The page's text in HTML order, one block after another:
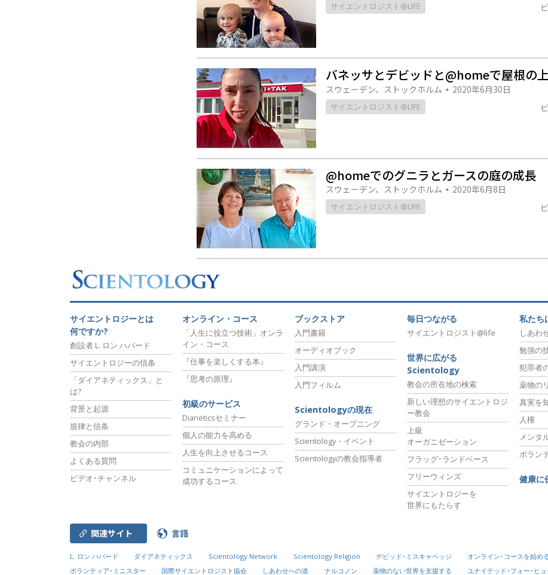
サイエントロジスト@LIFE
バネッサとデビッドと@homeで屋根の上
スウェーデン、ストックホルム • 2020年6月30日
サイエントロジスト@LIFE
@homeでのグニラとガースの庭の成長
スウェーデン、ストックホルム • 2020年6月8日
サイエントロジスト@LIFE
サイエントロジーとは
何ですか?
創設者 L. ロン ハバード
サイエントロジーの信条
「ダイアネティックス」と
は?
背景と起源
規律と信条
教会の内部
よくある質問
ビデオ･チャンネル
オンライン・コース
「人生に役立つ技術」オンラ
イン・コース
『仕事を楽しくする本』
『思考の原理』
初級のサービス
Dianeticsセミナー
個人の能力を高める
人生を向上させるコース
コミュニケーションによって
成功するコース
ブックストア
入門書籍
オーディオブック
入門講演
入門フィルム
Scientologyの現在
グランド・オープニング
Scientology・イベント
Scientologyの教会指導者
毎日つながる
サイエントロジスト@life
世界に広がる
Scientology
教会の所在地の検索
新しい理想のサイエントロジ
ー教会
上級
オーガニゼーション
フラッグ･ランドベース
フリーウィンズ
サイエントロジーを
世界にもたらす
私たち
しあわ
勉強の
犯罪者
薬物の
真実を
人権
メンタ
ボラン
健康に
関連サイト 言語
L. ロン ハバード ダイアネティックス Scientology Network Scientology Religion デビッド･ミスキャベッジ オンライン･コースを始め
ボランティア･ミニスター
国際サイエントロジスト協会 しあわせへの道 ナルコノン 薬物のない世界を支援する ユナイテッド･フォー･ヒ